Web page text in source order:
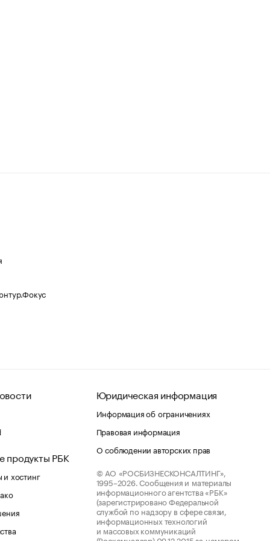
продукты РБК
хостинг
Юридическая информация
Информация об ограничениях
Правовая информация
О соблюдении авторских прав
© АО «РОСБИЗНЕСКОНСАЛТИНГ»,
1995–2026. Сообщения и материалы
информационного агентства «РБК»
(зарегистрировано Федеральной
службой по надзору в сфере связи,
информационных технологий
и массовых коммуникаций